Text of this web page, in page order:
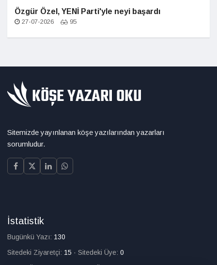
Özgür Özel, YENİ Parti'yle neyi başardı
27-07-2026 95
Sitemizde yayınlanan köşe yazılarından yazarları
sorumludur.
İstatistik
Bugünkü Yazı: 130
Sitedeki Ziyaretçi: 15 · Sitedeki Üye: 0